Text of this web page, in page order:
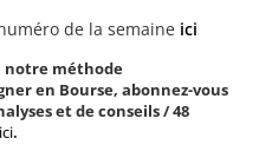
de la semaine ici
notre méthode
en Bourse, abonnez-vous
et de conseils / 48
.